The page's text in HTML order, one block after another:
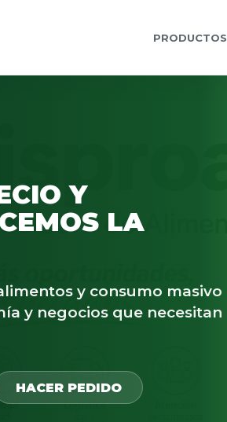
PRODUCTOS
Y
LA
y consumo masivo
y negocios que necesitan
HACER PEDIDO